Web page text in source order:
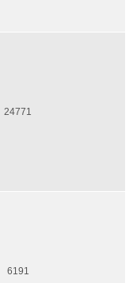
24771
6191